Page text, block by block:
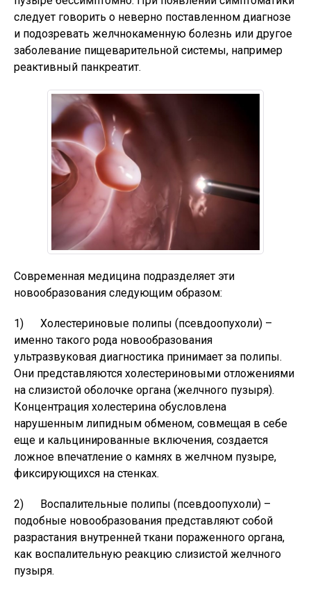
следует говорить о неверно поставленном диагнозе
и подозревать желчнокаменную болезнь или другое
заболевание пищеварительной системы, например
реактивный панкреатит.
Современная медицина подразделяет эти
новообразования следующим образом:
1) Холестериновые полипы (псевдоопухоли) –
именно такого рода новообразования
ультразвуковая диагностика принимает за полипы.
Они представляются холестериновыми отложениями
на слизистой оболочке органа (желчного пузыря).
Концентрация холестерина обусловлена
нарушенным липидным обменом, совмещая в себе
еще и кальцинированные включения, создается
ложное впечатление о камнях в желчном пузыре,
фиксирующихся на стенках.
2) Воспалительные полипы (псевдоопухоли) –
подобные новообразования представляют собой
разрастания внутренней ткани пораженного органа,
как воспалительную реакцию слизистой желчного
пузыря.